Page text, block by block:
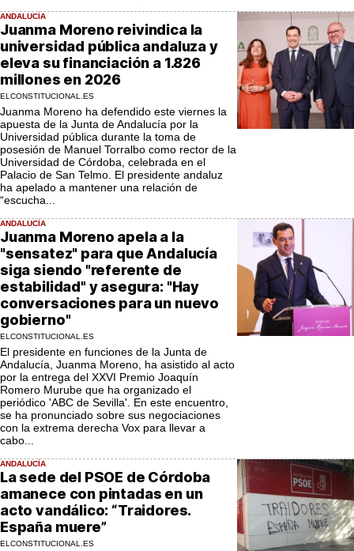
ANDALUCÍA
Juanma Moreno reivindica la
universidad pública andaluza y
eleva su financiación a 1.826
millones en 2026
ELCONSTITUCIONAL.ES
Juanma Moreno ha defendido este viernes la
apuesta de la Junta de Andalucía por la
Universidad pública durante la toma de
posesión de Manuel Torralbo como rector de la
Universidad de Córdoba, celebrada en el
Palacio de San Telmo. El presidente andaluz
ha apelado a mantener una relación de
“escucha...
ANDALUCÍA
Juanma Moreno apela a la
"sensatez" para que Andalucía
siga siendo "referente de
estabilidad" y asegura: "Hay
conversaciones para un nuevo
gobierno"
ELCONSTITUCIONAL.ES
El presidente en funciones de la Junta de
Andalucía, Juanma Moreno, ha asistido al acto
por la entrega del XXVI Premio Joaquín
Romero Murube que ha organizado el
periódico 'ABC de Sevilla'. En este encuentro,
se ha pronunciado sobre sus negociaciones
con la extrema derecha Vox para llevar a
cabo...
ANDALUCÍA
La sede del PSOE de Córdoba
amanece con pintadas en un
acto vandálico: “Traidores.
España muere”
ELCONSTITUCIONAL.ES